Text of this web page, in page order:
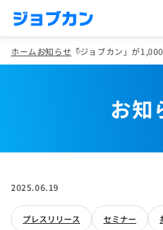
ホームお知らせ 「ジョブカン」が
お知
2025.06.19
プレスリリース セミナー